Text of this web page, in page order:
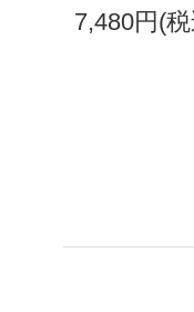
7,480円(